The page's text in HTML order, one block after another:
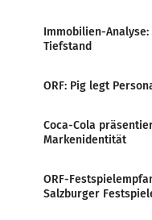
Immobilien-
Tiefstand
ORF: Pig legt
Coca-Cola
Markenidentität
ORF-
Salzburger